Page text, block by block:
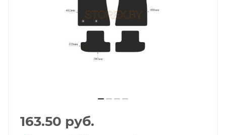
163.50 руб.